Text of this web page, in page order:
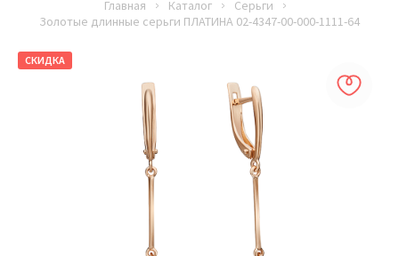
Главная Каталог
Серьги
Золотые длинные серьги ПЛАТИНА 02-4347-00-000-1111-64
СКИДКА